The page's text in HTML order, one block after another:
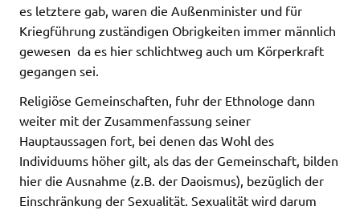
es letztere gab, waren die Außenminister und für
Kriegführung zuständigen Obrigkeiten immer männlich
gewesen  da es hier schlichtweg auch um Körperkraft
gegangen sei.
Religiöse Gemeinschaften, fuhr der Ethnologe dann
weiter mit der Zusammenfassung seiner
Hauptaussagen fort, bei denen das Wohl des
Individuums höher gilt, als das der Gemeinschaft, bilden
hier die Ausnahme (z.B. der Daoismus), bezüglich der
Einschränkung der Sexualität. Sexualität wird darum